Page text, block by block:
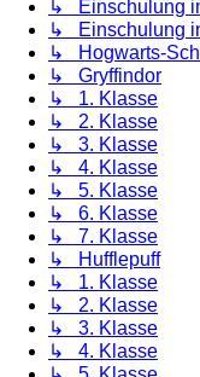
↳ Einschulung
↳ Einschulung
↳ Hogwarts-
↳ Gryffindor
↳ 1. Klasse
↳ 2. Klasse
↳ 3. Klasse
↳ 4. Klasse
↳ 5. Klasse
↳ 6. Klasse
↳ 7. Klasse
↳ Hufflepuff
↳ 1. Klasse
↳ 2. Klasse
↳ 3. Klasse
↳ 4. Klasse